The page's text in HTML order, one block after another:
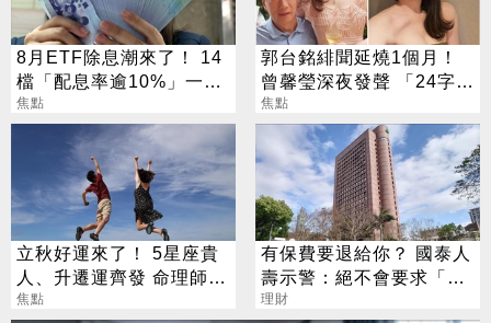
8月ETF除息潮來了！ 14
檔「配息率逾10%」一次
看
焦點
郭台銘緋聞延燒1個月！
曾馨瑩深夜發聲 「24字」
吐盡最心繫的事
焦點
立秋好運來了！ 5星座貴
人、升遷運齊發 命理師：
把握黃金轉運期
焦點
有保費要退給你？ 國泰人
壽示警：絕不會要求「這
2事」
理財